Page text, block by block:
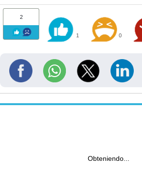
2
1 0
Obteniendo...